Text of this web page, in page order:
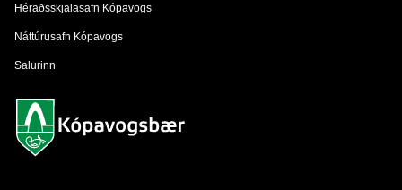
Héraðsskjalasafn Kópavogs
Náttúrusafn Kópavogs
Salurinn